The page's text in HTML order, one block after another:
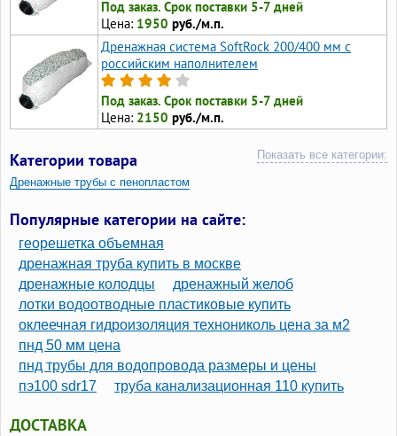
Под заказ. Срок поставки 5-7 дней
Цена: 1950 руб./м.п.
Дренажная система SoftRock 200/400 мм c
российским наполнителем
Под заказ. Срок поставки 5-7 дней
Цена: 2150 руб./м.п.
Категории товара Показать все категории:
Дренажные трубы с пенопластом
Популярные категории на сайте:
георешетка объемная
дренажная труба купить в москве
дренажные колодцы
дренажный желоб
лотки водоотводные пластиковые купить
оклеечная гидроизоляция технониколь цена за м2
пнд 50 мм цена
пнд трубы для водопровода размеры и цены
пэ100 sdr17
труба канализационная 110 купить
ДОСТАВКА